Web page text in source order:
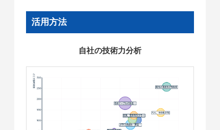
活用方法
自社の技術力分析